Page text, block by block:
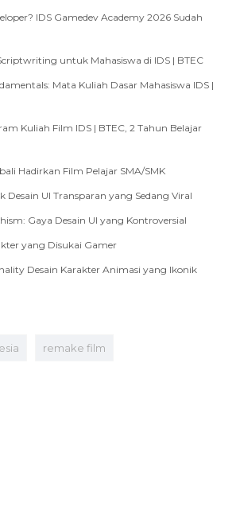
IDS Gamedev Academy 2026 Sudah
untuk Mahasiswa di IDS | BTEC
Mata Kuliah Dasar Mahasiswa IDS |
Kuliah Film IDS | BTEC, 2 Tahun Belajar
Hadirkan Film Pelajar SMA/SMK
Desain UI Transparan yang Sedang Viral
Gaya Desain UI yang Kontroversial
yang Disukai Gamer
Desain Karakter Animasi yang Ikonik
remake film